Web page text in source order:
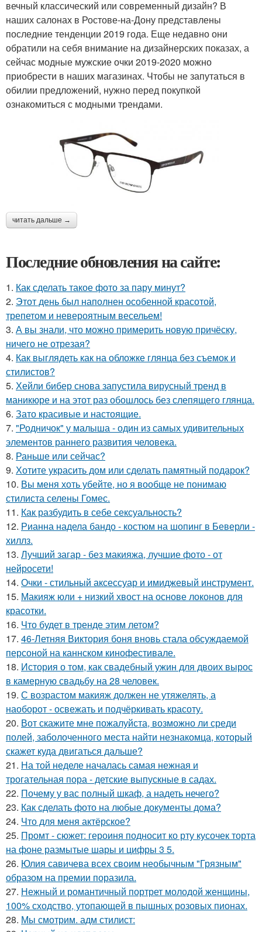
вечный классический или современный дизайн? В
наших салонах в Ростове-на-Дону представлены
последние тенденции 2019 года. Еще недавно они
обратили на себя внимание на дизайнерских показах, а
сейчас модные мужские очки 2019-2020 можно
приобрести в наших магазинах. Чтобы не запутаться в
обилии предложений, нужно перед покупкой
ознакомиться с модными трендами.
читать дальше →
Последние обновления на сайте:
1. Как сделать такое фото за пару минут?
2. Этот день был наполнен особенной красотой,
трепетом и невероятным весельем!
3. А вы знали, что можно примерить новую причёску,
ничего не отрезая?
4. Как выглядеть как на обложке глянца без съемок и
стилистов?
5. Хейли бибер снова запустила вирусный тренд в
маникюре и на этот раз обошлось без слепящего глянца.
6. Зато красивые и настоящие.
7. "Родничок" у малыша - один из самых удивительных
элементов раннего развития человека.
8. Раньше или сейчас?
9. Хотите украсить дом или сделать памятный подарок?
10. Вы меня хоть убейте, но я вообще не понимаю
стилиста селены Гомес.
11. Как разбудить в себе сексуальность?
12. Рианна надела бандо - костюм на шопинг в Беверли -
хиллз.
13. Лучший загар - без макияжа, лучшие фото - от
нейросети!
14. Очки - стильный аксессуар и имиджевый инструмент.
15. Макияж юли + низкий хвост на основе локонов для
красотки.
16. Что будет в тренде этим летом?
17. 46-Летняя Виктория боня вновь стала обсуждаемой
персоной на каннском кинофестивале.
18. История о том, как свадебный ужин для двоих вырос
в камерную свадьбу на 28 человек.
19. С возрастом макияж должен не утяжелять, а
наоборот - освежать и подчёркивать красоту.
20. Вот скажите мне пожалуйста, возможно ли среди
полей, заболоченного места найти незнакомца, который
скажет куда двигаться дальше?
21. На той неделе началась самая нежная и
трогательная пора - детские выпускные в садах.
22. Почему у вас полный шкаф, а надеть нечего?
23. Как сделать фото на любые документы дома?
24. Что для меня актёрское?
25. Промт - сюжет: героиня подносит ко рту кусочек торта
на фоне размытые шары и цифры 3 5.
26. Юлия савичева всех своим необычным "Грязным"
образом на премии поразила.
27. Нежный и романтичный портрет молодой женщины,
100% сходство, утопающей в пышных розовых пионах.
28. Мы смотрим. адм стилист: